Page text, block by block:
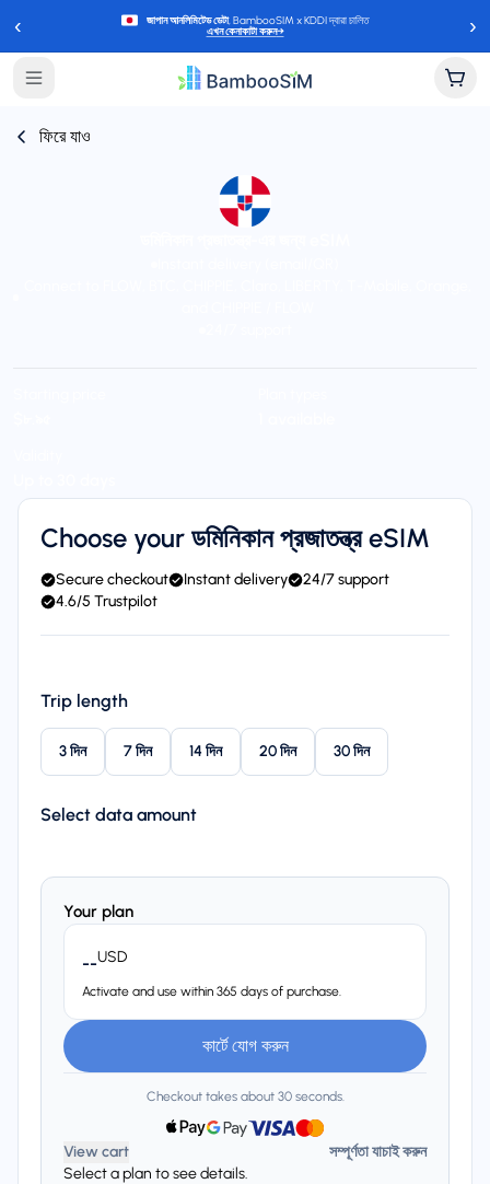
‹ জাপান আনলিমিটেড ডেটা, BambooSIM x KDDI দ্বারা চালিত
এখন কেনাকাটা করুন→ ›
ফিরে যাও
Choose your ডমিনিকান প্রজাতন্ত্র eSIM
Secure checkout Instant delivery
24/7 support
4.6/5 Trustpilot
Trip length
3 দিন 7 দিন 14 দিন 20 দিন 30 দিন
Select data amount
Your plan
--USD
Activate and use within 365 days of purchase.
কার্টে যোগ করুন
Checkout takes about 30 seconds.
View cart
সম্পূর্ণতা যাচাই করুন
Select a plan to see details.